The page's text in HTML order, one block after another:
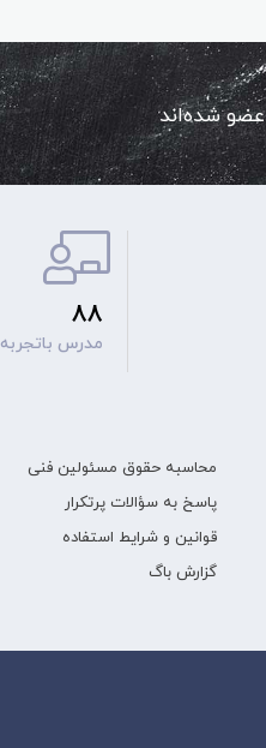
عضو شده‌اند
88
مدرس باتجربه
محاسبه حقوق مسئولین فنی
پاسخ به سؤالات پرتکرار
قوانین و شرایط استفاده
گزارش باگ